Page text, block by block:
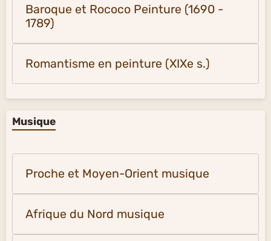
Baroque et Rococo Peinture (1690 -
1789)
Romantisme en peinture (XIXe s.)
Musique
Proche et Moyen-Orient musique
Afrique du Nord musique